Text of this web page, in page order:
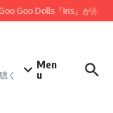
Goo Dolls『Iris』が永遠の
く
Men
u